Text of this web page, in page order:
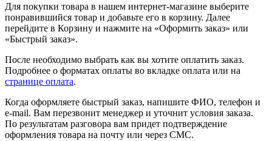
Для покупки товара в нашем интернет-магазине выберите
понравившийся товар и добавьте его в корзину. Далее
перейдите в Корзину и нажмите на «Оформить заказ» или
«Быстрый заказ».
После необходимо выбрать как вы хотите оплатить заказ.
Подробнее о форматах оплаты во вкладке оплата или на
странице оплата.
Когда оформляете быстрый заказ, напишите ФИО, телефон и
e-mail. Вам перезвонит менеджер и уточнит условия заказа.
По результатам разговора вам придет подтверждение
оформления товара на почту или через СМС.